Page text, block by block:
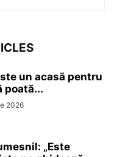
un acasă pentru
poată...
2026
„Este